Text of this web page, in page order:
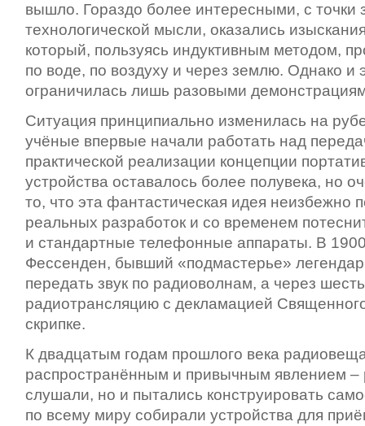
вышло. Гораздо более интересными, с точки
технологической мысли, оказались
который, пользуясь индуктивным методом,
по воде, по воздуху и через землю. Однако и
ограничилась лишь разовыми
Ситуация принципиально изменилась на
учёные впервые начали работать над
практической реализации концепции
устройства оставалось более полувека, но
то, что эта фантастическая идея неизбежно
реальных разработок и со временем
и стандартные телефонные аппараты. В
Фессенден, бывший «подмастерье»
передать звук по радиоволнам, а через
радиотрансляцию с декламацией
скрипке.
К двадцатым годам прошлого века
распространённым и привычным явлением –
слушали, но и пытались конструировать
по всему миру собирали устройства для